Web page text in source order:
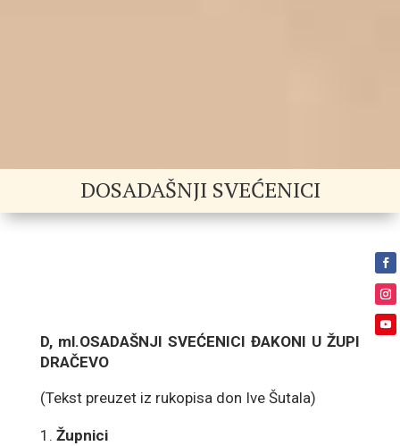
DOSADAŠNJI SVEĆENICI
D, ml.OSADAŠNJI SVEĆENICI ĐAKONI U ŽUPI
DRAČEVO
(Tekst preuzet iz rukopisa don Ive Šutala)
Župnici